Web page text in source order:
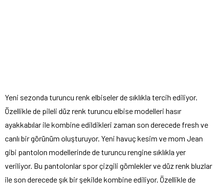
Yeni sezonda turuncu renk elbiseler de sıklıkla tercih ediliyor.
Özellikle de pileli düz renk turuncu elbise modelleri hasır
ayakkabılar ile kombine edildikleri zaman son derecede fresh ve
canlı bir görünüm oluşturuyor. Yeni havuç kesim ve mom Jean
gibi pantolon modellerinde de turuncu rengine sıklıkla yer
veriliyor. Bu pantolonlar spor çizgili gömlekler ve düz renk bluzlar
ile son derecede şık bir şekilde kombine ediliyor. Özellikle de